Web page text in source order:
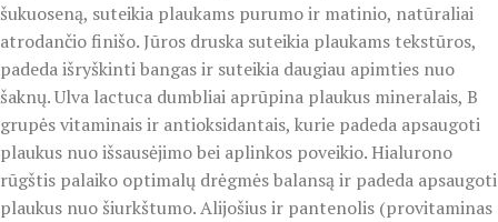
šukuoseną, suteikia plaukams purumo ir matinio, natūraliai
atrodančio finišo. Jūros druska suteikia plaukams tekstūros,
padeda išryškinti bangas ir suteikia daugiau apimties nuo
šaknų. Ulva lactuca dumbliai aprūpina plaukus mineralais, B
grupės vitaminais ir antioksidantais, kurie padeda apsaugoti
plaukus nuo išsausėjimo bei aplinkos poveikio. Hialurono
rūgštis palaiko optimalų drėgmės balansą ir padeda apsaugoti
plaukus nuo šiurkštumo. Alijošius ir pantenolis (provitaminas